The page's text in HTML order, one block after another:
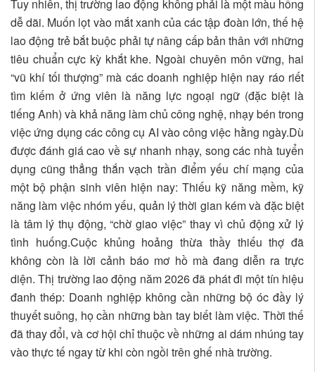
Tuy nhiên, thị trường lao động không phải là một màu hồng
dễ dãi. Muốn lọt vào mắt xanh của các tập đoàn lớn, thế hệ
lao động trẻ bắt buộc phải tự nâng cấp bản thân với những
tiêu chuẩn cực kỳ khắt khe. Ngoài chuyên môn vững, hai
“vũ khí tối thượng” mà các doanh nghiệp hiện nay ráo riết
tìm kiếm ở ứng viên là năng lực ngoại ngữ (đặc biệt là
tiếng Anh) và khả năng làm chủ công nghệ, nhạy bén trong
việc ứng dụng các công cụ AI vào công việc hằng ngày.Dù
được đánh giá cao về sự nhanh nhạy, song các nhà tuyển
dụng cũng thẳng thắn vạch trần điểm yếu chí mạng của
một bộ phận sinh viên hiện nay: Thiếu kỹ năng mềm, kỹ
năng làm việc nhóm yếu, quản lý thời gian kém và đặc biệt
là tâm lý thụ động, “chờ giao việc” thay vì chủ động xử lý
tình huống.Cuộc khủng hoảng thừa thầy thiếu thợ đã
không còn là lời cảnh báo mơ hồ mà đang diễn ra trực
diện. Thị trường lao động năm 2026 đã phát đi một tín hiệu
đanh thép: Doanh nghiệp không cần những bộ óc đầy lý
thuyết suông, họ cần những bàn tay biết làm việc. Thời thế
đã thay đổi, và cơ hội chỉ thuộc về những ai dám nhúng tay
vào thực tế ngay từ khi còn ngồi trên ghế nhà trường.